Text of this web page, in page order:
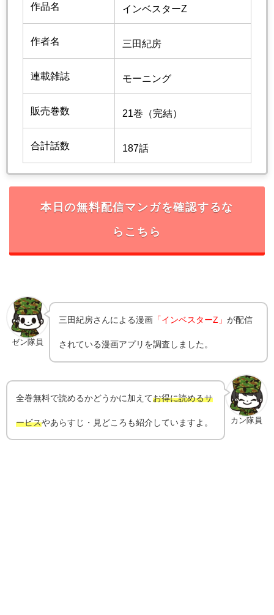
作品名 インベスターZ
作者名 三田紀房
連載雑誌 モーニング
販売巻数 21巻（完結）
合計話数 187話
本日の無料配信マンガを確認するな
らこちら
ゼン隊員
三田紀房さんによる漫画 「インベスターZ」が配信
されている漫画アプリを調査しました。
カン隊員
全巻無料で読めるかどうかに加えてお得に読めるサ
ービスやあらすじ・見どころも紹介していますよ。